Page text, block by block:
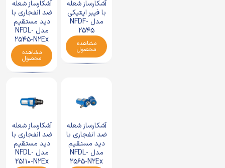
آشکارساز شعله
با فیبر اپتیکی
مدل NFDF-
2545
مشاهده
محصول
آشکارساز شعله
ضد انفجاری با
دید مستقیم
مدل NFDL-
2545-N2Ex
مشاهده
محصول
آشکارساز شعله
ضد انفجاری با
دید مستقیم
مدل NFDL-
2565-N2Ex
آشکارساز شعله
ضد انفجاری با
دید مستقیم
مدل NFDL-
25110-N2Ex